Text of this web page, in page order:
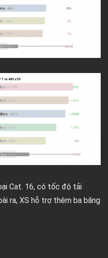
Cat. 16, có tốc độ tải
ra, XS hỗ trợ thêm ba băng